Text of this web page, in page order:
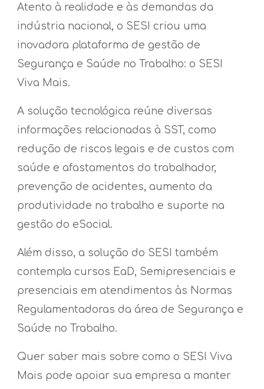
Atento à realidade e às demandas da
indústria nacional, o SESI criou uma
inovadora plataforma de gestão de
Segurança e Saúde no Trabalho: o SESI
Viva Mais.
A solução tecnológica reúne diversas
informações relacionadas à SST, como
redução de riscos legais e de custos com
saúde e afastamentos do trabalhador,
prevenção de acidentes, aumento da
produtividade no trabalho e suporte na
gestão do eSocial.
Além disso, a solução do SESI também
contempla cursos EaD, Semipresenciais e
presenciais em atendimentos às Normas
Regulamentadoras da área de Segurança e
Saúde no Trabalho.
Quer saber mais sobre como o SESI Viva
Mais pode apoiar sua empresa a manter